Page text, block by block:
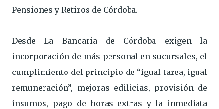
Pensiones y Retiros de Córdoba.
Desde La Bancaria de Córdoba exigen la
incorporación de más personal en sucursales, el
cumplimiento del principio de “igual tarea, igual
remuneración”, mejoras edilicias, provisión de
insumos, pago de horas extras y la inmediata